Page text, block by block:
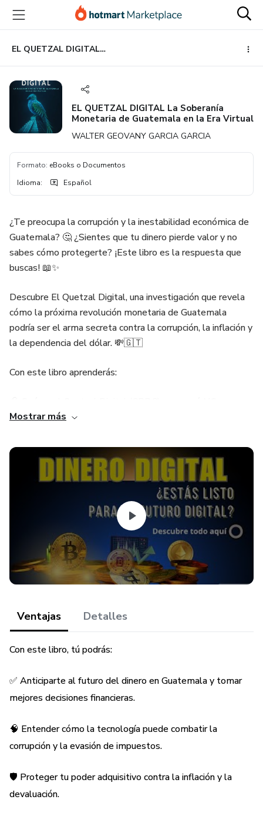
principal
página
de
página
EL QUETZAL DIGITAL La Soberanía Monetaria de Guatemala en la Era Virtual
EL QUETZAL DIGITAL La Soberanía
Monetaria de Guatemala en la Era Virtual
WALTER GEOVANY GARCIA GARCIA
Formato: eBooks o Documentos
Idioma: Español
¿Te preocupa la corrupción y la inestabilidad económica de
Guatemala? 🤔 ¿Sientes que tu dinero pierde valor y no
sabes cómo protegerte? ¡Este libro es la respuesta que
buscas! 📖✨
Descubre El Quetzal Digital, una investigación que revela
cómo la próxima revolución monetaria de Guatemala
podría ser el arma secreta contra la corrupción, la inflación y
la dependencia del dólar. 💸🇬🇹
Con este libro aprenderás:
como el Bitcoin.
🛡️ Cómo la tecnología puede blindar la economía contra la
corrupción y la devaluación.
🌍 Las lecciones de otros países como China, El Salvador y
Argentina, para no repetir sus errores.
💪 La estrategia para fortalecer nuestra soberanía
monetaria y crear una Centroamérica más próspera.
🚨 Los riesgos ocultos y los enemigos internos y externos
No es un libro técnico y aburrido. Es una guía esencial para
para una transformación inevitable y toma el control de tu
¡No te quedes atrás! El futuro es digital. ¿Estás listo? 😉
¡Cómpralo ahora y sé parte de la vanguardia económica de
Guatemala! 🛒
Mostrar más
Ventajas Detalles
Con este libro, tú podrás:
✅ Anticiparte al futuro del dinero en Guatemala y tomar
mejores decisiones financieras.
🧠 Entender cómo la tecnología puede combatir la
corrupción y la evasión de impuestos.
🛡️ Proteger tu poder adquisitivo contra la inflación y la
devaluación.